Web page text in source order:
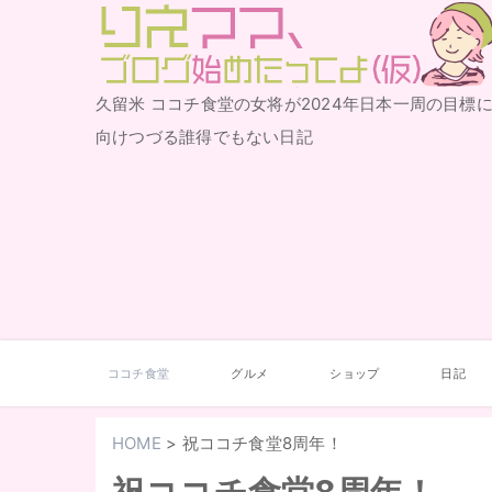
りえママ、ブログ始めた
ってよ（仮）
久留米 ココチ食堂の女将が2024年日本一周の目標に
向けつづる誰得でもない日記
ココチ食堂 グルメ ショップ 日記
HOME > 祝ココチ食堂8周年！